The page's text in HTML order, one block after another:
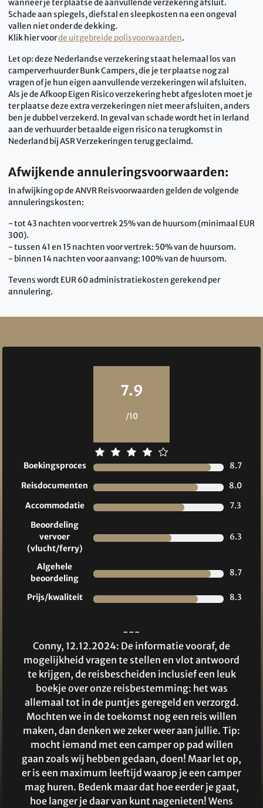
wanneer je ter plaatse de aanvullende verzekering afsluit.
Schade aan spiegels, diefstal en sleepkosten na een ongeval
vallen niet onder de dekking.
Klik hier voorde uitgebreide polisvoorwaarden.
Let op: deze Nederlandse verzekering staat helemaal los van
camperverhuurder Bunk Campers, die je ter plaatse nog zal
vragen of je hun eigen aanvullende verzekeringen wil afsluiten.
Als je de Afkoop Eigen Risico verzekering hebt afgesloten moet je
ter plaatse deze extra verzekeringen niet meer afsluiten, anders
ben je dubbel verzekerd. In geval van schade wordt het in Ierland
aan de verhuurder betaalde eigen risico na terugkomst in
Nederland bij ASR Verzekeringen terug geclaimd.
Afwijkende annuleringsvoorwaarden:
In afwijking op de ANVR Reisvoorwaarden gelden de volgende
annuleringskosten:
- tot 43 nachten voor vertrek 25% van de huursom (minimaal EUR
300).
- tussen 41 en 15 nachten voor vertrek: 50% van de huursom.
- binnen 14 nachten voor aanvang: 100% van de huursom.
Tevens wordt EUR 60 administratiekosten gerekend per
annulering.
7.9
/10
Boekingsproces
8.7
Reisdocumenten
8.0
Accommodatie
7.3
Beoordeling
vervoer
(vlucht/ferry)
6.3
Algehele
beoordeling
8.7
Prijs/kwaliteit 8.3
---
Conny, 12.12.2024: De informatie vooraf, de
mogelijkheid vragen te stellen en vlot antwoord
te krijgen, de reisbescheiden inclusief een leuk
boekje over onze reisbestemming: het was
allemaal tot in de puntjes geregeld en verzorgd.
Mochten we in de toekomst nog een reis willen
maken, dan denken we zeker weer aan jullie. Tip:
mocht iemand met een camper op pad willen
gaan zoals wij hebben gedaan, doen! Maar let op,
er is een maximum leeftijd waarop je een camper
mag huren. Bedenk maar dat hoe eerder je gaat,
hoe langer je daar van kunt nagenieten! Wens